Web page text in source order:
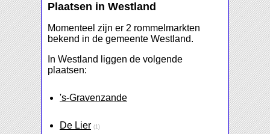
Plaatsen in Westland
Momenteel zijn er 2 rommelmarkten
bekend in de gemeente Westland.
In Westland liggen de volgende
plaatsen:
's-Gravenzande
De Lier (1)